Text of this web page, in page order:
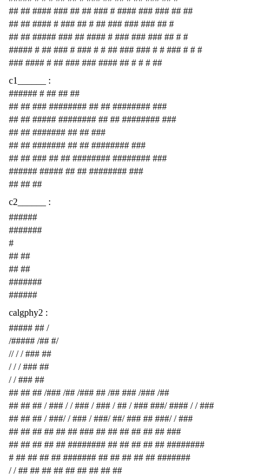
## ## #### ### ## ## ### # #### ### ### ## ##
## ## #### # ### ## # ## ### ### ### ## #
## ## ##### ### ## #### # ### ### ### ## # #
##### # ## ### # ### # # ## ### ### # # ### # # #
### #### # ## ### ### #### ## # # # ##
c1______ :
###### # ## ## ##
## ## ### ######## ## ## ######## ###
## ## ##### ######## ## ## ######## ###
## ## ####### ## ## ###
## ## ####### ## ## ######## ###
## ## ### ## ## ######## ######## ###
###### ##### ## ## ######## ###
## ## ##
c2______ :
######
#######
#
## ##
## ##
#######
######
calgphy2 :
##### ## /
/##### /## #/
// / / ### ##
/ / / ### ##
/ / ### ##
## ## ## /### /## /### ## /## ### /### /##
## ## ## / ### / / ### / ### / ## / ### ###/ #### / / ###
## ## ## / ###/ / ### / ###/ ##/ ### ## ###/ / ###
## ## ## ## ## ## ### ## ## ## ## ## ## ###
## ## ## ## ## ######## ## ## ## ## ## ########
# ## ## ## ## ####### ## ## ## ## ## #######
/ / ## ## ## ## ## ## ## ## ##